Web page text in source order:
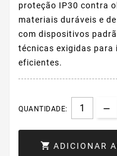
proteção IP30 contra
materiais duráveis e
com dispositivos
técnicas exigidas para
eficientes.
QUANTIDADE:
 ADICIONAR